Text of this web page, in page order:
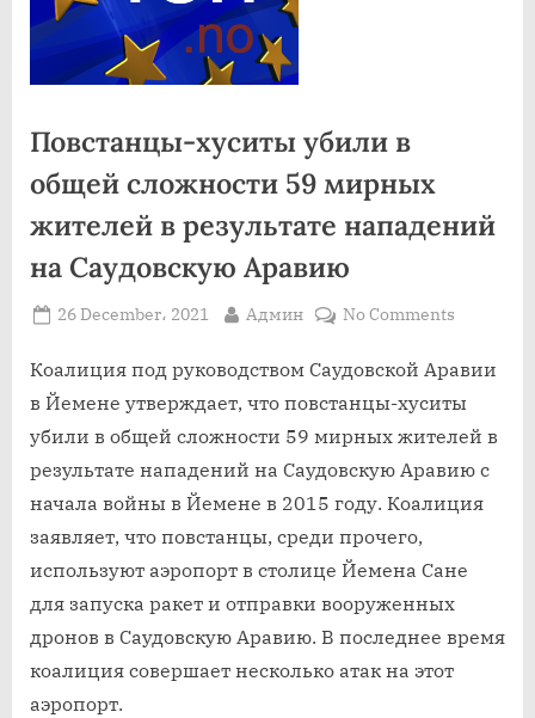
Повстанцы-хуситы убили в
общей сложности 59 мирных
жителей в результате нападений
на Саудовскую Аравию
Posted
26 December، 2021 By
Админ No Commentson
хуситы
убили
общей
59
на
Коалиция под руководством Саудовской Аравии
в Йемене утверждает, что повстанцы-хуситы
убили в общей сложности 59 мирных жителей в
результате нападений на Саудовскую Аравию с
начала войны в Йемене в 2015 году. Коалиция
заявляет, что повстанцы, среди прочего,
используют аэропорт в столице Йемена Сане
для запуска ракет и отправки вооруженных
дронов в Саудовскую Аравию. В последнее время
коалиция совершает несколько атак на этот
аэропорт.